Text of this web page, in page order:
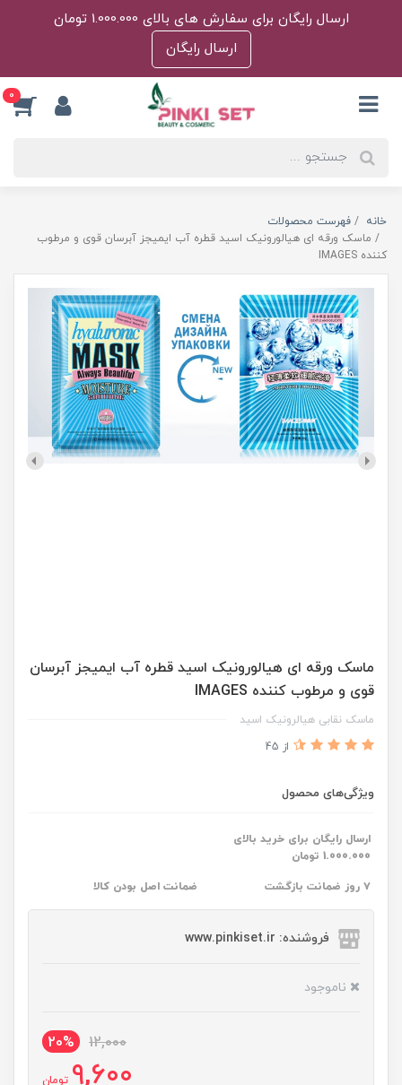
ارسال رایگان برای سفارش های بالای 1.000.000 تومان
ارسال رایگان
0
خانه
فهرست محصولات
ماسک ورقه ای هیالورونیک اسید قطره آب ایمیجز آبرسان قوی و مرطوب
کننده IMAGES
ماسک ورقه ای هیالورونیک اسید قطره آب ایمیجز آبرسان
قوی و مرطوب کننده IMAGES
ماسک نقابی هیالرونیک اسید
از 45
ویژگی‌های محصول
ارسال رایگان برای خرید بالای
1.000.000 تومان
۷ روز ضمانت بازگشت ضمانت اصل بودن کالا
فروشنده: www.pinkiset.ir
ناموجود
12,000
20%
9,600 تومان